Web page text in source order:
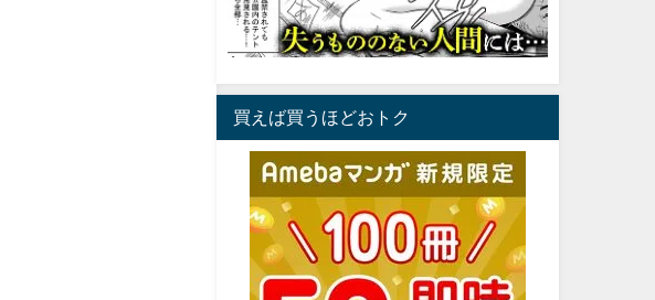
買えば買うほどおトク